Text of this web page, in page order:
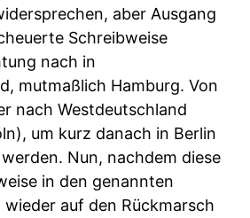
aber Ausgang
Schreibweise
nach in
mutmaßlich Hamburg. Von
nach Westdeutschland
um kurz danach in Berlin
Nun, nachdem diese
in den genannten
wieder auf den Rückmarsch